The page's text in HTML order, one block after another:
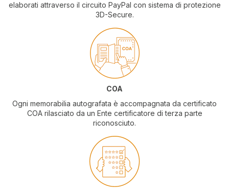
elaborati attraverso il circuito PayPal con sistema di protezione
3D-Secure.
COA
Ogni memorabilia autografata è accompagnata da certificato
COA rilasciato da un Ente certificatore di terza parte
riconosciuto.